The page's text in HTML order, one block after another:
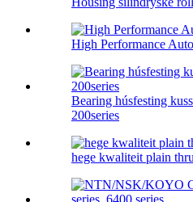
High Performance
Bearing húsfesting
200series
hege kwaliteit plain